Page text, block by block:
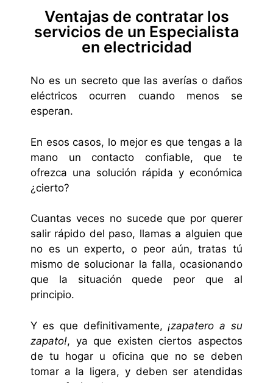
Ventajas de contratar los
servicios de un Especialista
en electricidad
No es un secreto que las averías o daños
eléctricos ocurren cuando menos se
esperan.
En esos casos, lo mejor es que tengas a la
mano un contacto confiable, que te
ofrezca una solución rápida y económica
¿cierto?
Cuantas veces no sucede que por querer
salir rápido del paso, llamas a alguien que
no es un experto, o peor aún, tratas tú
mismo de solucionar la falla, ocasionando
que la situación quede peor que al
principio.
Y es que definitivamente, ¡zapatero a su
zapato!, ya que existen ciertos aspectos
de tu hogar u oficina que no se deben
tomar a la ligera, y deben ser atendidas